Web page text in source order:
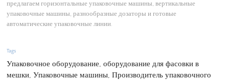
предлагаем горизонтальные упаковочные машины, вертикальные
упаковочные машины, разнообразные дозаторы и готовые
автоматические упаковочные линии.
Tags
Упаковочное оборудование, оборудование для фасовки в
мешки, Упаковочные машины, Производитель упаковочного